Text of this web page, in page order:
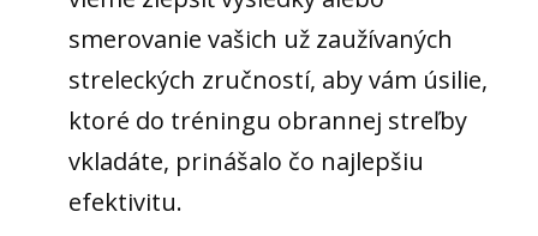
smerovanie vašich už zaužívaných
streleckých zručností, aby vám úsilie,
ktoré do tréningu obrannej streľby
vkladáte, prinášalo čo najlepšiu
efektivitu.